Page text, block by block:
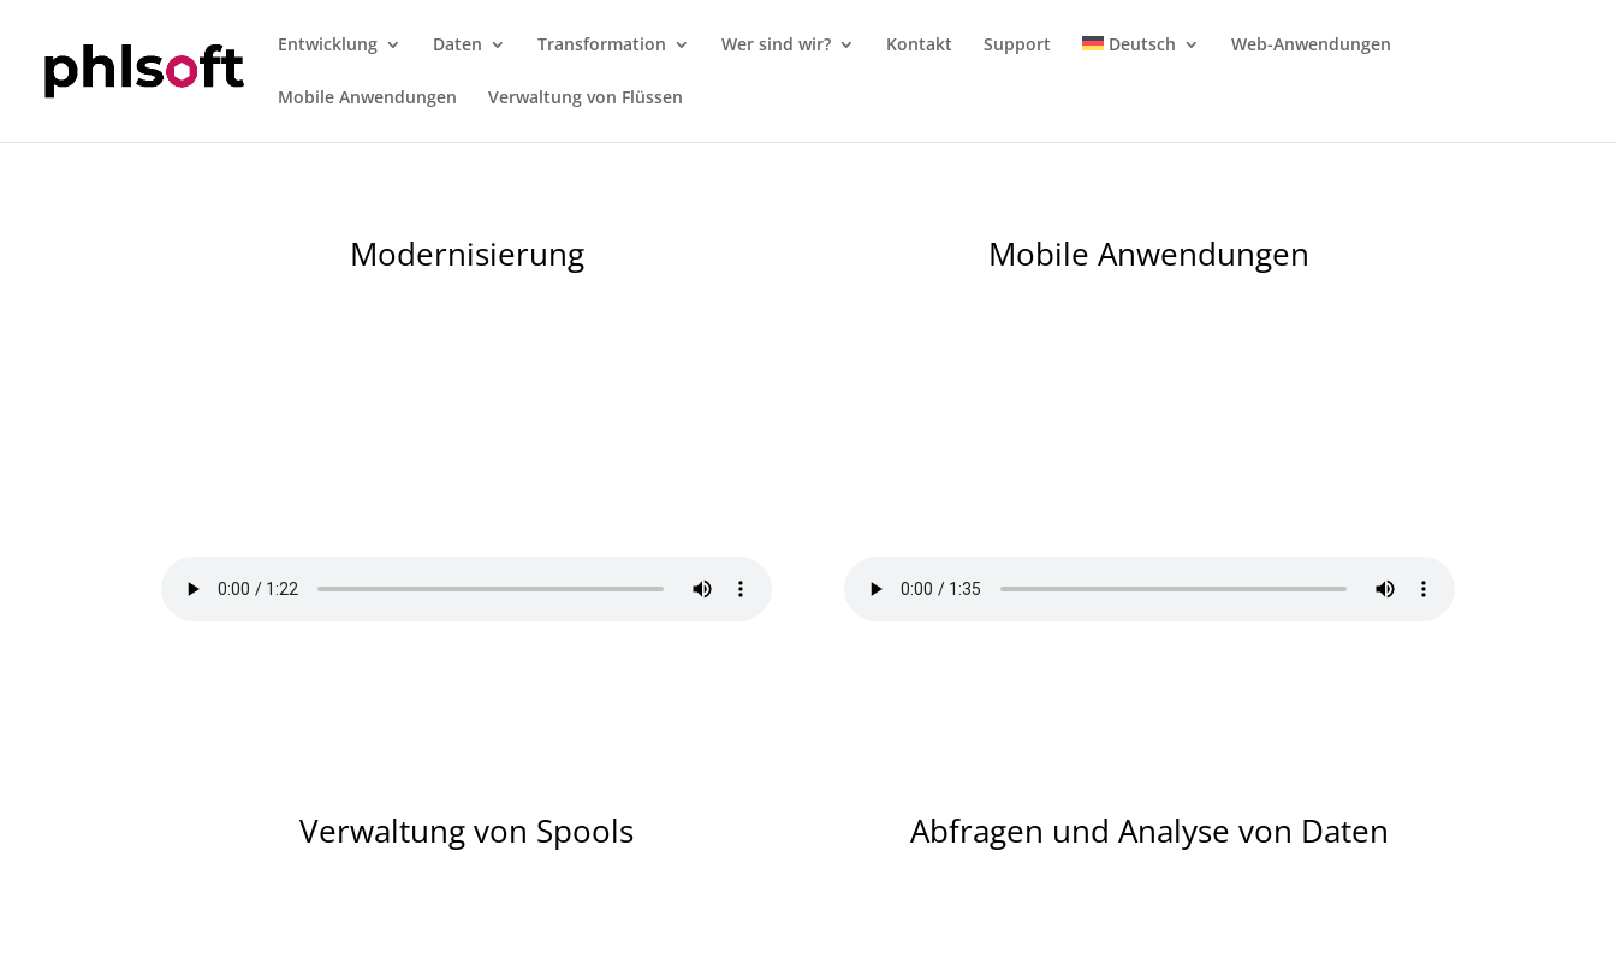
Entwicklung Daten Transformation Wer sind wir? Kontakt Support Deutsch Web-Anwendungen
Mobile Anwendungen Verwaltung von Flüssen
Modernisierung Mobile Anwendungen
Verwaltung von Spools Abfragen und Analyse von Daten